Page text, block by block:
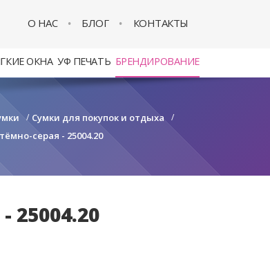
О НАС БЛОГ КОНТАКТЫ
ОКНА УФ ПЕЧАТЬ БРЕНДИРОВАНИЕ
/ Сумки для покупок и отдыха /
серая - 25004.20
25004.20